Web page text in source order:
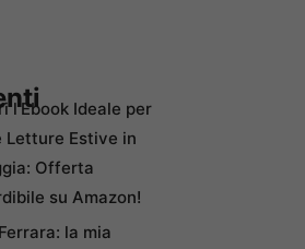
l’Ebook Ideale per
Letture Estive in
Offerta
su Amazon!
la mia